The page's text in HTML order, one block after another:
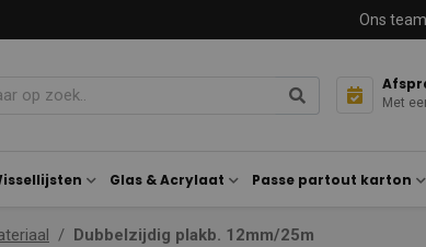
Ons team
Met
Glas & Acrylaat Passe partout karton
Dubbelzijdig plakb. 12mm/25m